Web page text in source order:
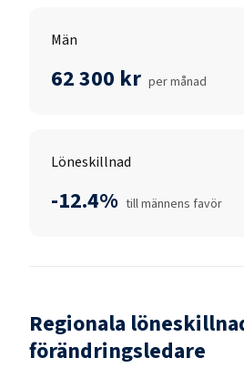
Män
62 300 kr per månad
Löneskillnad
-12.4% till männens favör
Regionala
förändringsledare